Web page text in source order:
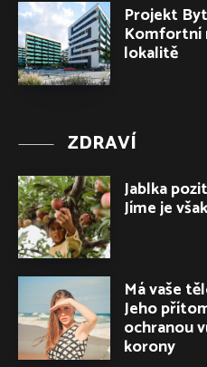
Projekt
Komfortní
lokalitě
ZDRAVÍ
Jablka
Jíme je
Má vaše
Jeho
ochranou
korony